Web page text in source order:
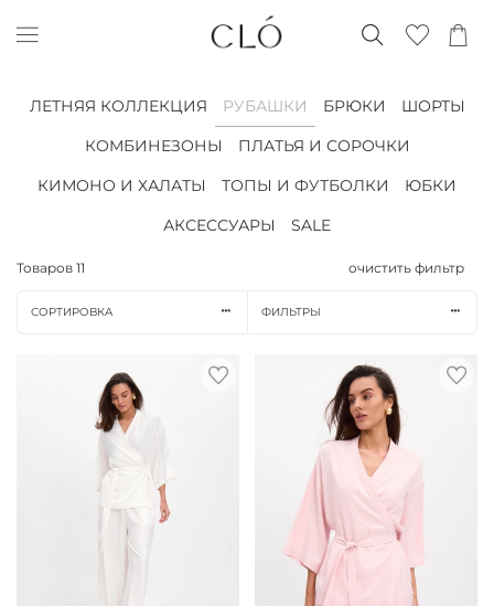
ЛЕТНЯЯ КОЛЛЕКЦИЯ РУБАШКИ БРЮКИ
ШОРТЫ
КОМБИНЕЗОНЫ
ПЛАТЬЯ И СОРОЧКИ
КИМОНО И ХАЛАТЫ
ТОПЫ И ФУТБОЛКИ
ЮБКИ
АКСЕССУАРЫ
SALE
Товаров 11 очистить фильтр
СОРТИРОВКА ФИЛЬТРЫ